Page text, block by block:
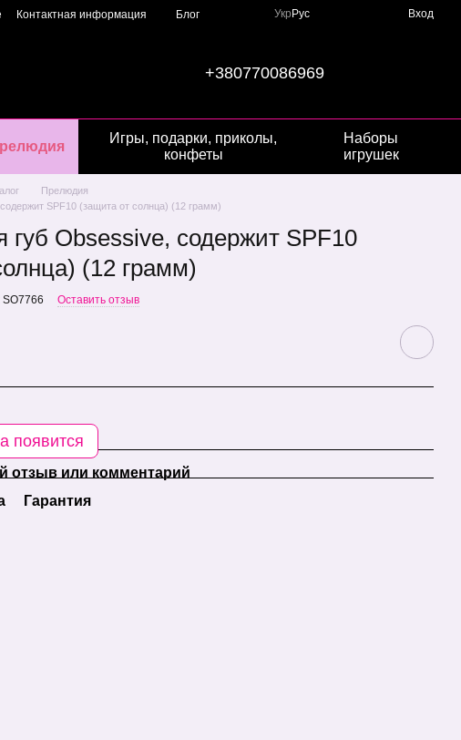
Контактная информация
Блог
Укр Рус Вход
+380770086969
Игры, подарки, приколы,
конфеты
Наборы
игрушек
Прелюдия
SPF10 (защита от солнца) (12 грамм)
губ Obsessive, содержит SPF10
(12 грамм)
SO7766 Оставить отзыв
появится
отзыв или комментарий
Гарантия